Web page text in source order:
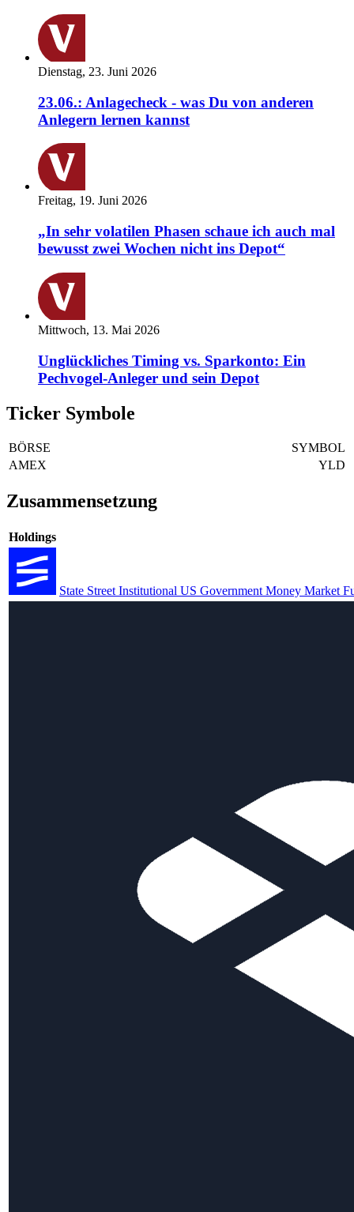
Dienstag, 23. Juni 2026
23.06.: Anlagecheck - was Du von anderen
Anlegern lernen kannst
Freitag, 19. Juni 2026
„In sehr volatilen Phasen schaue ich auch mal
bewusst zwei Wochen nicht ins Depot“
Mittwoch, 13. Mai 2026
Unglückliches Timing vs. Sparkonto: Ein
Pechvogel-Anleger und sein Depot
Ticker Symbole
BÖRSE
SYMBOL
AMEX
YLD
Zusammensetzung
Holdings
State Street Institutional US Government Money Market